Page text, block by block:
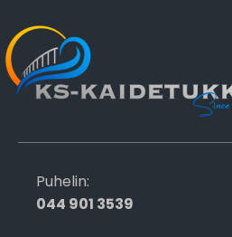
Puhelin:
044 901 3539